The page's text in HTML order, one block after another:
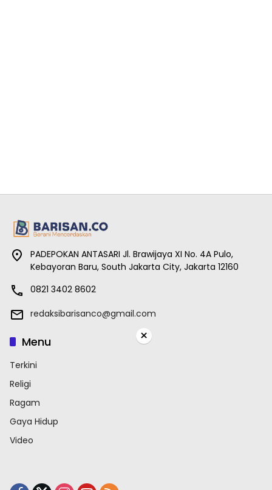
PADEPOKAN ANTASARI Jl. Brawijaya XI No. 4A Pulo,
Kebayoran Baru, South Jakarta City, Jakarta 12160
0821 3402 8602
redaksibarisanco@gmail.com
Menu
Terkini
Religi
Ragam
Gaya Hidup
Video
×